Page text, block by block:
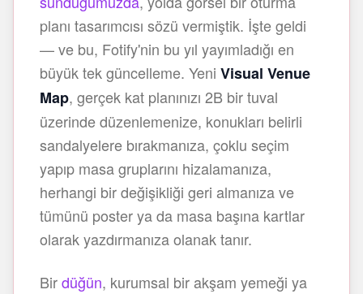
planı tasarımcısı sözü vermiştik. İşte geldi
— ve bu, Fotify'nin bu yıl yayımladığı en
büyük tek güncelleme. Yeni Visual Venue
Map, gerçek kat planınızı 2B bir tuval
üzerinde düzenlemenize, konukları belirli
sandalyelere bırakmanıza, çoklu seçim
yapıp masa gruplarını hizalamanıza,
herhangi bir değişikliği geri almanıza ve
tümünü poster ya da masa başına kartlar
olarak yazdırmanıza olanak tanır.
Birdüğün, kurumsal bir akşam yemeği ya